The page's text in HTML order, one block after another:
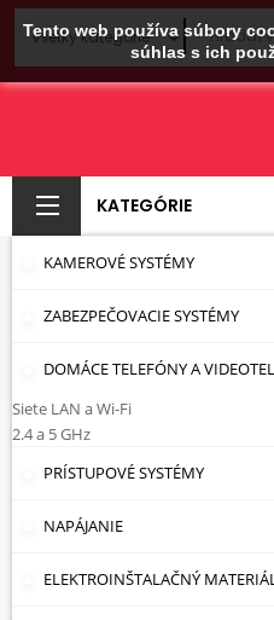
Tento web používa súbory
súhlas s ich
KATEGÓRIE
KAMEROVÉ SYSTÉMY
ZABEZPEČOVACIE SYSTÉMY
DOMÁCE TELEFÓNY A
Siete LAN a Wi-Fi
2.4 a 5 GHz
PRÍSTUPOVÉ SYSTÉMY
NAPÁJANIE
ELEKTROINŠTALAČNÝ
Montážne
Cena: vzostupne
Zobrazuje sa